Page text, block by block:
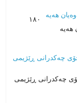
۱۸۰
هەیە
چەکدرانی ڕێژیمی